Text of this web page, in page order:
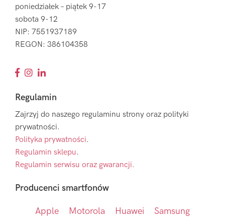
poniedziałek – piątek 9-17
sobota 9-12
NIP: 7551937189
REGON: 386104358
Regulamin
Zajrzyj do naszego regulaminu strony oraz polityki
prywatności.
Polityka prywatności.
Regulamin sklepu.
Regulamin serwisu oraz gwarancji.
Producenci smartfonów
Apple Motorola Huawei Samsung